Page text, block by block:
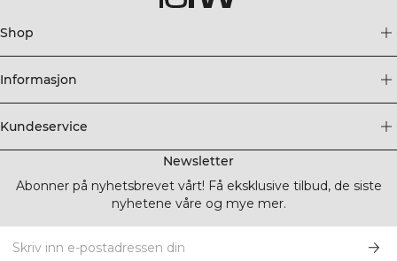
Shop
Informasjon
Kundeservice
Newsletter
Abonner på nyhetsbrevet vårt! Få eksklusive tilbud, de siste
nyhetene våre og mye mer.